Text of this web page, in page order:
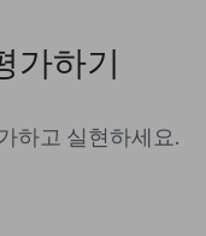
가하기
하고 실현하세요.